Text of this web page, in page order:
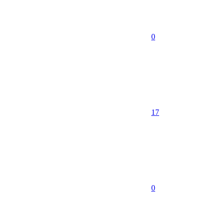
0
17
0